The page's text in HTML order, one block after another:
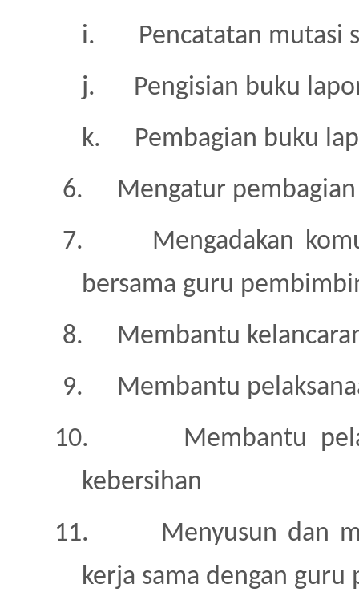
i.
Pencatatan mutasi
j.
Pengisian buku
k.
Pembagian buku
6.
Mengatur
7.
Mengadakan
bersama guru
8.
Membantu
9.
Membantu
10.
Membantu
kebersihan
11.
Menyusun dan
kerja sama dengan guru